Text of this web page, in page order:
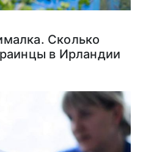
Сколько
в Ирландии